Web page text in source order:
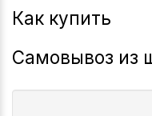
Как купить
Самовывоз из